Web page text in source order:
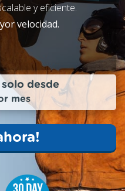
y eficiente.
velocidad.
desde
mes